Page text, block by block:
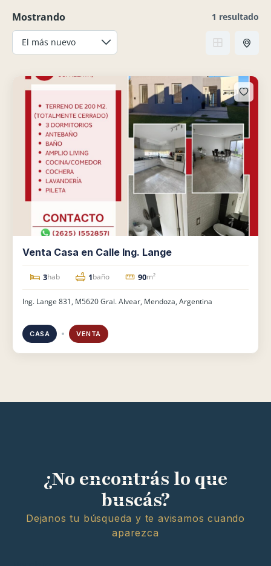
Mostrando 1 resultado
Venta Casa en Calle Ing. Lange
3hab 1baño 90m²
Ing. Lange 831, M5620 Gral. Alvear, Mendoza, Argentina
CASA VENTA
¿No encontrás lo que
buscás?
Dejanos tu búsqueda y te avisamos cuando
aparezca